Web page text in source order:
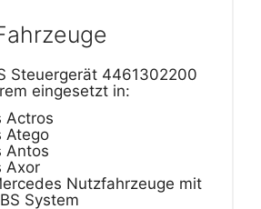
Steuergerät 4461302200
eingesetzt in:
Actros
Atego
Antos
Axor
Nutzfahrzeuge mit
System